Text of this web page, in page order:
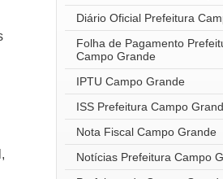
Diário Oficial Prefeitura
Folha de Pagamento
Campo Grande
IPTU Campo Grande
ISS Prefeitura Campo
Nota Fiscal Campo Grande
Notícias Prefeitura Campo